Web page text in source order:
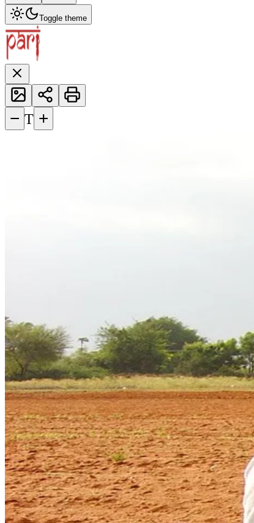
Toggle theme
− T +